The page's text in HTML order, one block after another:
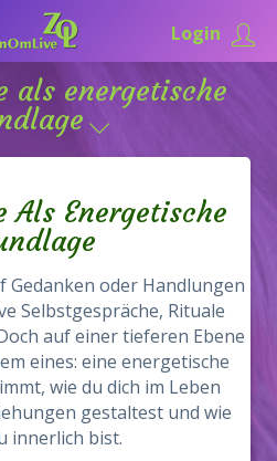
Login
als energetische
Als Energetische
Gedanken oder Handlungen
Selbstgespräche, Rituale
auf einer tieferen Ebene
eines: eine energetische
wie du dich im Leben
gestaltest und wie
innerlich bist.